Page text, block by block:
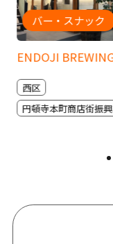
ENDOJI
バー・スナック
西区
円頓寺本町商店街振